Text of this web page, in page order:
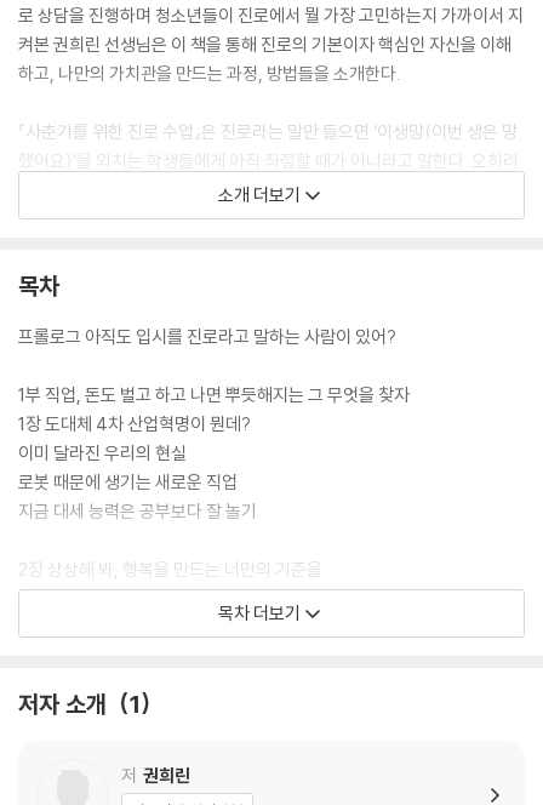
로 상담을 진행하며 청소년들이 진로에서 뭘 가장 고민하는지 가까이서 지
켜본 권희린 선생님은 이 책을 통해 진로의 기본이자 핵심인 자신을 이해
하고, 나만의 가치관을 만드는 과정, 방법들을 소개한다.
『사춘기를 위한 진로 수업』은 진로라는 말만 들으면 ‘이생망(이번 생은 망
했어요)’을 외치는 학생들에게 아직 좌절할 때가 아니라고 말한다. 오히려
불안하고 답답하다는 것 자체가 진로를 고민하기 시작했다는 뜻이다. 권희
린 선생님은 진로는 일상을 단단하게 만들면서 더 선명해질 수 있다고 말
진로 발견을 위해 ‘한 학기 한 권 진로 도서’ 읽기 수업을 진행하며 저자가
과 잘하는 일이 무엇인지 생각하며 자신을 이해할 수 있다. 자녀나 학생의
할 수 있는 치트키를 얻을 수 있다.
소개 더보기
목차
프롤로그 아직도 입시를 진로라고 말하는 사람이 있어?
1부 직업, 돈도 벌고 하고 나면 뿌듯해지는 그 무엇을 찾자
1장 도대체 4차 산업혁명이 뭔데?
이미 달라진 우리의 현실
로봇 때문에 생기는 새로운 직업
지금 대세 능력은 공부보다 잘 놀기
2장 상상해 봐, 행복을 만드는 너만의 기준을
크리에이터가 각광받는 이유
3장 그나저나 우린 뭘 해서 먹고살지?
내가 원하는 시간에 나만의 방식으로 일하기
목차 더보기
저자 소개 1
저 권희린